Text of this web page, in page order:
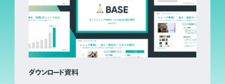
ダウンロード資料